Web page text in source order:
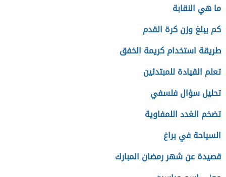
ما هي النقابة
كم يبلغ وزن كرة القدم
طريقة استخدام كريمة الخفق
تعلم القيادة للمبتدئين
تحليل سؤال فلسفي
تضخم الغدد اللمفاوية
السياحة في براغ
قصيدة عن شهر رمضان المبارك